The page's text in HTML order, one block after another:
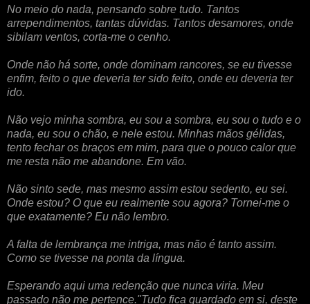
No meio do nada, pensando sobre tudo. Tantos
arrependimentos, tantas dúvidas. Tantos desamores, onde
sibilam ventos, corta-me o cenho.
Onde não há sorte, onde dominam rancores, se eu tivesse
enfim, feito o que deveria ter sido feito, onde eu deveria ter
ido.
Não vejo minha sombra, eu sou a sombra, eu sou o tudo e o
nada, eu sou o chão, e nele estou. Minhas mãos gélidas,
tento fechar os braços em mim, para que o pouco calor que
me resta não me abandone. Em vão.
Não sinto sede, mas mesmo assim estou sedento, eu sei.
Onde estou? O que eu realmente sou agora? Tornei-me o
que exatamente? Eu não lembro.
A falta de lembrança me intriga, mas não é tanto assim.
Como se tivesse na ponta da língua.
Esperando aqui uma redenção que nunca viria. Meu
passado não me pertence."Tudo fica guardado em si, deste